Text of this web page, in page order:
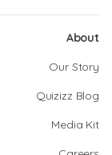
About
Our Story
Quizizz Blog
Media Kit